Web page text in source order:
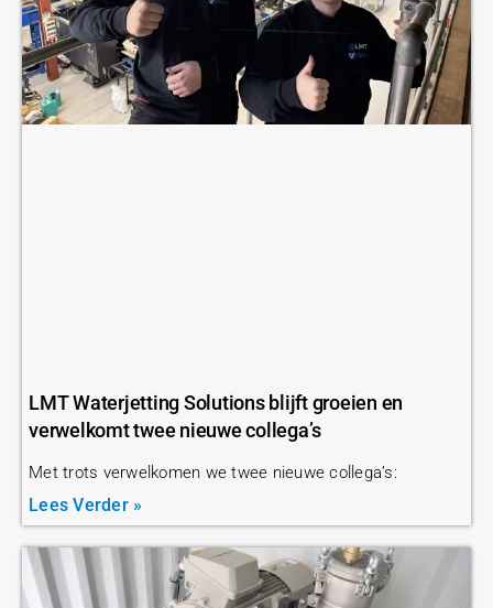
LMT Waterjetting Solutions blijft groeien en
verwelkomt twee nieuwe collega’s
Met trots verwelkomen we twee nieuwe collega’s:
Lees Verder »